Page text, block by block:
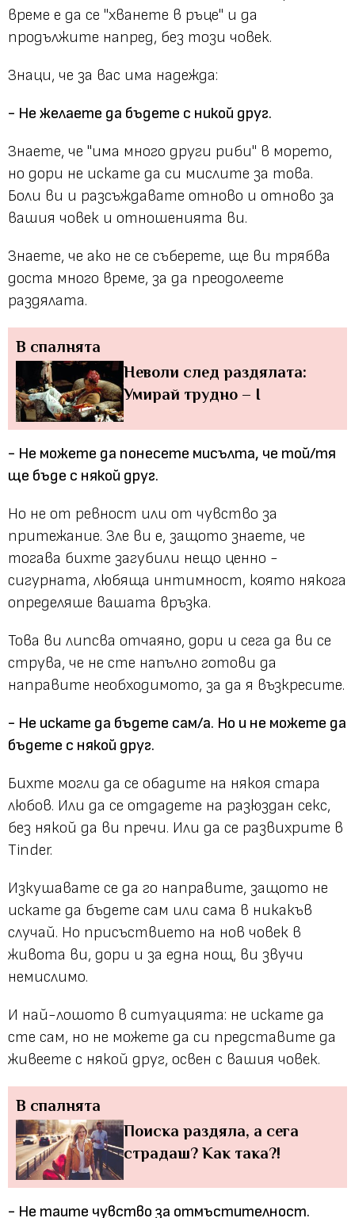
време е да се "хванете в ръце" и да
продължите напред, без този човек.
Знаци, че за вас има надежда:
- Не желаете да бъдете с никой друг.
Знаете, че "има много други риби" в морето,
но дори не искате да си мислите за това.
Боли ви и разсъждавате отново и отново за
вашия човек и отношенията ви.
Знаете, че ако не се съберете, ще ви трябва
доста много време, за да преодолеете
раздялата.
В спалнята
Неволи след раздялата:
Умирай трудно – I
- Не можете да понесете мисълта, че той/тя
ще бъде с някой друг.
Но не от ревност или от чувство за
притежание. Зле ви е, защото знаете, че
тогава бихте загубили нещо ценно -
сигурната, любяща интимност, която някога
определяше вашата връзка.
Това ви липсва отчаяно, дори и сега да ви се
струва, че не сте напълно готови да
направите необходимото, за да я възкресите.
- Не искате да бъдете сам/а. Но и не можете да
бъдете с някой друг.
Бихте могли да се обадите на някоя стара
любов. Или да се отдадете на разюздан секс,
без някой да ви пречи. Или да се развихрите в
Tinder.
Изкушавате се да го направите, защото не
искате да бъдете сам или сама в никакъв
случай. Но присъствието на нов човек в
живота ви, дори и за една нощ, ви звучи
немислимо.
И най-лошото в ситуацията: не искате да
сте сам, но не можете да си представите да
живеете с някой друг, освен с вашия човек.
В спалнята
Поиска раздяла, а сега
страдаш? Как така?!
- Не таите чувство за отмъстителност.